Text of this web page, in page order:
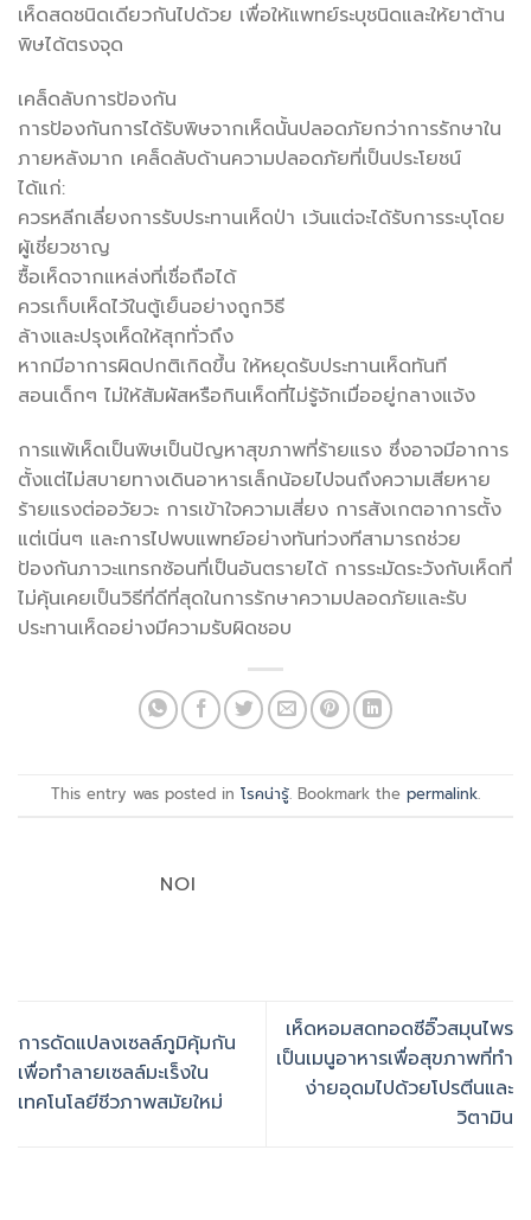
เห็ดสดชนิดเดียวกันไปด้วย เพื่อให้แพทย์ระบุชนิดและให้ยาต้าน
พิษได้ตรงจุด
เคล็ดลับการป้องกัน
การป้องกันการได้รับพิษจากเห็ดนั้นปลอดภัยกว่าการรักษาใน
ภายหลังมาก เคล็ดลับด้านความปลอดภัยที่เป็นประโยชน์
ได้แก่:
ควรหลีกเลี่ยงการรับประทานเห็ดป่า เว้นแต่จะได้รับการระบุโดย
ผู้เชี่ยวชาญ
ซื้อเห็ดจากแหล่งที่เชื่อถือได้
ควรเก็บเห็ดไว้ในตู้เย็นอย่างถูกวิธี
ล้างและปรุงเห็ดให้สุกทั่วถึง
หากมีอาการผิดปกติเกิดขึ้น ให้หยุดรับประทานเห็ดทันที
สอนเด็กๆ ไม่ให้สัมผัสหรือกินเห็ดที่ไม่รู้จักเมื่ออยู่กลางแจ้ง
การแพ้เห็ดเป็นพิษเป็นปัญหาสุขภาพที่ร้ายแรง ซึ่งอาจมีอาการ
ตั้งแต่ไม่สบายทางเดินอาหารเล็กน้อยไปจนถึงความเสียหาย
ร้ายแรงต่ออวัยวะ การเข้าใจความเสี่ยง การสังเกตอาการตั้ง
แต่เนิ่นๆ และการไปพบแพทย์อย่างทันท่วงทีสามารถช่วย
ป้องกันภาวะแทรกซ้อนที่เป็นอันตรายได้ การระมัดระวังกับเห็ดที่
ไม่คุ้นเคยเป็นวิธีที่ดีที่สุดในการรักษาความปลอดภัยและรับ
ประทานเห็ดอย่างมีความรับผิดชอบ
This entry was posted in โรคน่ารู้. Bookmark the permalink.
NOI
การดัดแปลงเซลล์ภูมิคุ้มกัน
เพื่อทำลายเซลล์มะเร็งใน
เทคโนโลยีชีวภาพสมัยใหม่
เห็ดหอมสดทอดซีอิ๊วสมุนไพร
เป็นเมนูอาหารเพื่อสุขภาพที่ทำ
ง่ายอุดมไปด้วยโปรตีนและ
วิตามิน